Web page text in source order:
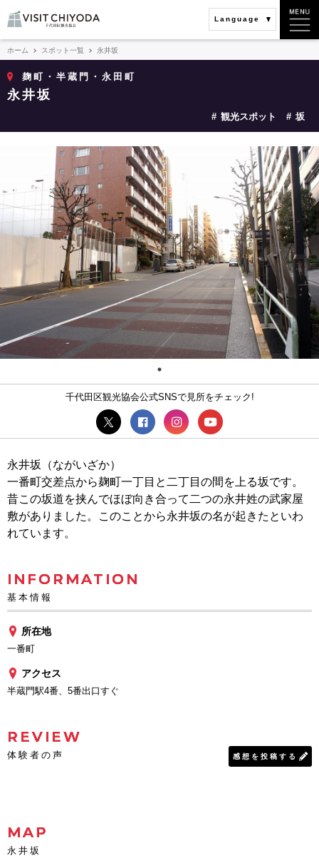
Language
ホーム スポット一覧 永井坂
麹町・半蔵門・永田町
永井坂
観光スポット 坂
千代田区観光協会公式SNSで見所をチェック!
永井坂（ながいざか）
一番町交差点から麹町一丁目と二丁目の間を上る坂です。
昔この坂道を挟んでほぼ向き合って二つの永井姓の武家屋
敷がありました。このことから永井坂の名が起きたといわ
れています。
INFORMATION
基本情報
所在地
一番町
アクセス
半蔵門駅4番、5番出口すぐ
REVIEW
体験者の声 感想を投稿する
MAP
永井坂